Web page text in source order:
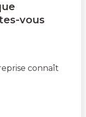
vous
connaît